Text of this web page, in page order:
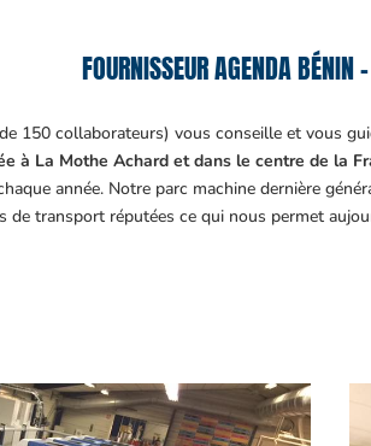
FOURNISSEUR AGENDA BÉNIN
150 collaborateurs) vous conseille et vous
à La Mothe Achard et dans le centre de la
année. Notre parc machine dernière
transport réputées ce qui nous permet